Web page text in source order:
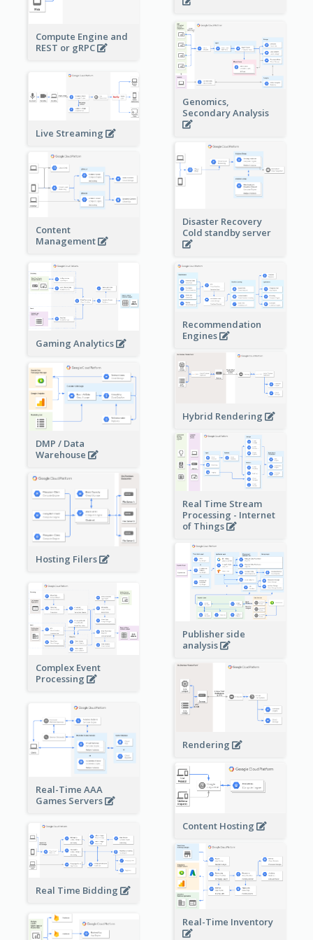
Compute Engine and
REST or gRPC
Genomics,
Secondary Analysis
Live Streaming
Disaster Recovery
Cold standby server
Content
Management
Gaming Analytics
Recommendation
Engines
Hybrid Rendering
DMP / Data
Warehouse
Real Time Stream
Processing - Internet
of Things
Hosting Filers
Publisher side
analysis
Complex Event
Processing
Rendering
Real-Time AAA
Games Servers
Content Hosting
Real Time Bidding
Real-Time Inventory